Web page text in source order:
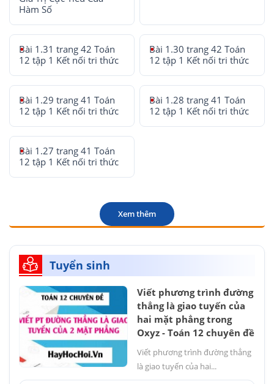
Hàm Số
Bài 1.31 trang 42 Toán
12 tập 1 Kết nối tri thức
Bài 1.30 trang 42 Toán
12 tập 1 Kết nối tri thức
Bài 1.29 trang 41 Toán
12 tập 1 Kết nối tri thức
Bài 1.28 trang 41 Toán
12 tập 1 Kết nối tri thức
Bài 1.27 trang 41 Toán
12 tập 1 Kết nối tri thức
Xem thêm
Tuyển sinh
Viết phương trình đường
thẳng là giao tuyến của
hai mặt phẳng trong
Oxyz - Toán 12 chuyên đề
Viết phương trình đường thẳng
là giao tuyến của hai...